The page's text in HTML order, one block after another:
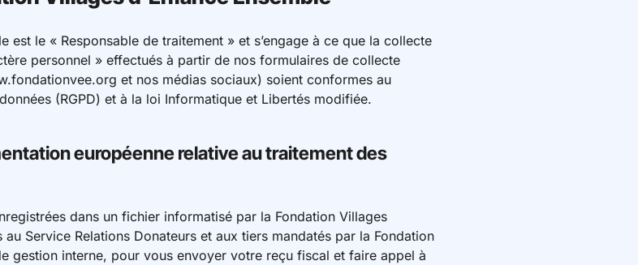
est le « Responsable de traitement » et s’engage à ce que la collecte
personnel » effectués à partir de nos formulaires de collecte
et nos médias sociaux) soient conformes au
(RGPD) et à la loi Informatique et Libertés modifiée.
européenne relative au traitement des
dans un fichier informatisé par la Fondation Villages
au Service Relations Donateurs et aux tiers mandatés par la Fondation
gestion interne, pour vous envoyer votre reçu fiscal et faire appel à